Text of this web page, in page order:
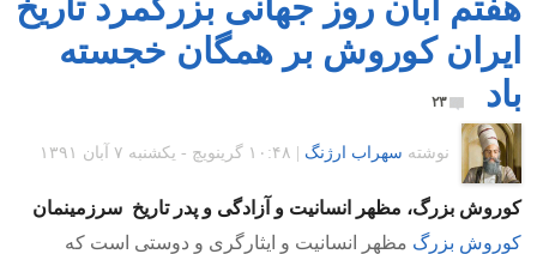
ایران کوروش بر همگان خجسته
باد
۲۳
نوشته سهراب ارژنگ ۱۰:۴۸ گرينويچ - یکشنبه ۷ آبان ۱۳۹۱
کوروش بزرگ، مظهر انسانیت و آزادگی و پدر تاریخ سرزمینمان
کوروش بزرگ مظهر انسانیت و ایثارگری و دوستی است که